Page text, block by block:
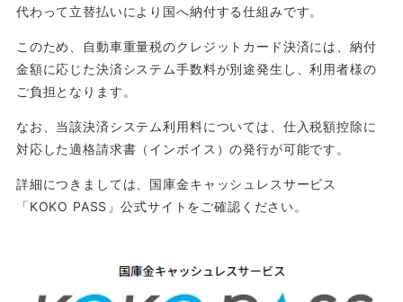
代わって立替払いにより国へ納付する仕組みです。
このため、自動車重量税のクレジットカード決済には、納付
金額に応じた決済システム手数料が別途発生し、利用者様の
ご負担となります。
なお、当該決済システム利用料については、仕入税額控除に
対応した適格請求書（インボイス）の発行が可能です。
詳細につきましては、国庫金キャッシュレスサービス
「KOKO PASS」公式サイトをご確認ください。